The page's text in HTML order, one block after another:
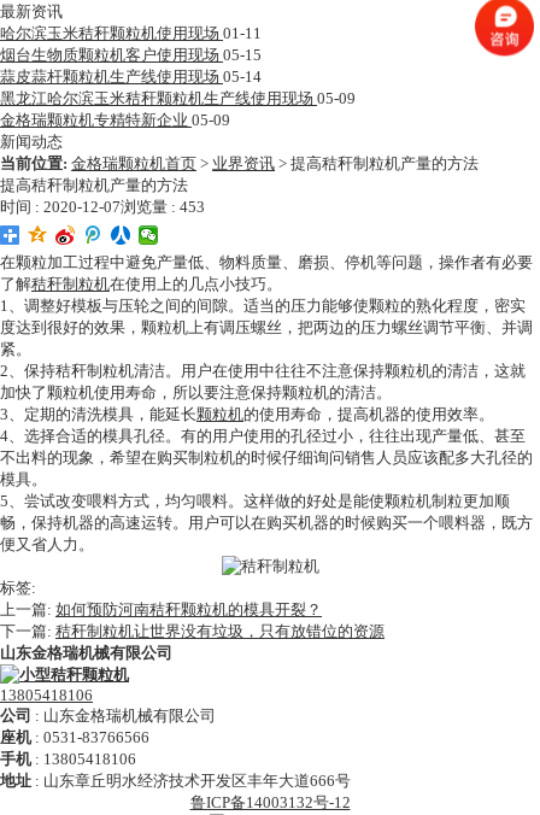
最新资讯
哈尔滨玉米秸秆颗粒机使用现场 01-11
烟台生物质颗粒机客户使用现场 05-15
蒜皮蒜杆颗粒机生产线使用现场 05-14
黑龙江哈尔滨玉米秸秆颗粒机生产线使用现场 05-09
金格瑞颗粒机专精特新企业 05-09
新闻动态
当前位置: 金格瑞颗粒机首页 > 业界资讯 > 提高秸秆制粒机产量的方法
提高秸秆制粒机产量的方法
时间 : 2020-12-07浏览量 : 453
在颗粒加工过程中避免产量低、物料质量、磨损、停机等问题，操作者有必要
了解秸秆制粒机在使用上的几点小技巧。
1、调整好模板与压轮之间的间隙。适当的压力能够使颗粒的熟化程度，密实
度达到很好的效果，颗粒机上有调压螺丝，把两边的压力螺丝调节平衡、并调
紧。
2、保持秸秆制粒机清洁。用户在使用中往往不注意保持颗粒机的清洁，这就
加快了颗粒机使用寿命，所以要注意保持颗粒机的清洁。
3、定期的清洗模具，能延长颗粒机的使用寿命，提高机器的使用效率。
4、选择合适的模具孔径。有的用户使用的孔径过小，往往出现产量低、甚至
不出料的现象，希望在购买制粒机的时候仔细询问销售人员应该配多大孔径的
模具。
5、尝试改变喂料方式，均匀喂料。这样做的好处是能使颗粒机制粒更加顺
畅，保持机器的高速运转。用户可以在购买机器的时候购买一个喂料器，既方
便又省人力。
标签:
上一篇: 如何预防河南秸秆颗粒机的模具开裂？
下一篇: 秸秆制粒机让世界没有垃圾，只有放错位的资源
山东金格瑞机械有限公司
13805418106
公司 : 山东金格瑞机械有限公司
座机: 0531-83766566
手机: 13805418106
地址 : 山东章丘明水经济技术开发区丰年大道666号
鲁ICP备14003132号-12